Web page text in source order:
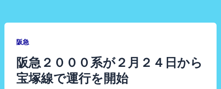
阪急
阪急２０００系が２月２４日から
宝塚線で運行を開始